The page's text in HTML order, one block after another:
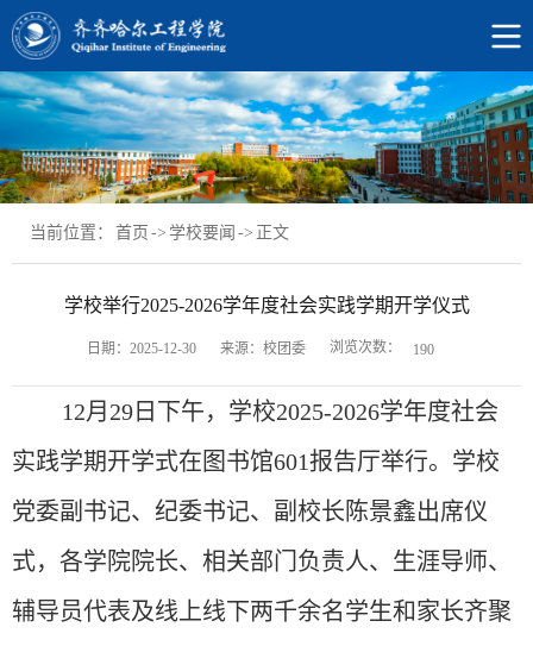
当前位置： 首页 -> 学校要闻 -> 正文
学校举行2025-2026学年度社会实践学期开学仪式
日期：2025-12-30 来源：校团委 浏览次数： 190
12月29日 下午， 学校2025-2026学年度社会
实践学期开学式在图书馆601报告厅举行。学校
党委副书记、纪委书记、副校长陈景鑫出席仪
式，各学院院长、 相关部门负责人、生涯导师、
辅导员代表及线上线下两千余名学生和家长齐聚